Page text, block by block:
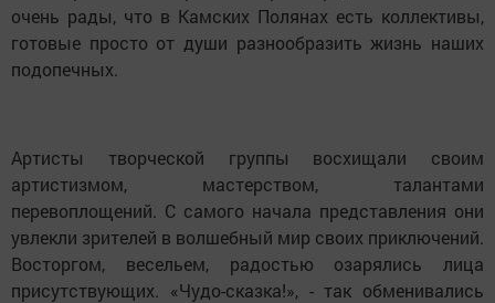
очень рады, что в Камских Полянах есть коллективы,
готовые просто от души разнообразить жизнь наших
подопечных.
Артисты творческой группы восхищали своим
артистизмом, мастерством, талантами
перевоплощений. С самого начала представления они
увлекли зрителей в волшебный мир своих приключений.
Восторгом, весельем, радостью озарялись лица
присутствующих. «Чудо-сказка!», - так обменивались